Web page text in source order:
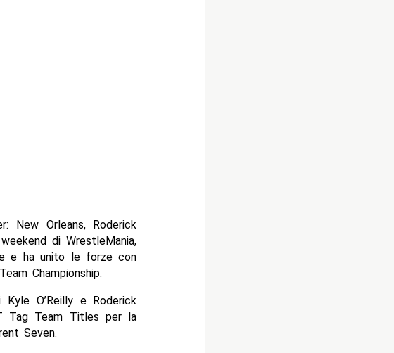
New Orleans, Roderick
di WrestleMania,
e ha unito le forze con
Championship.
O’Reilly e Roderick
Tag Team Titles per la
Seven.